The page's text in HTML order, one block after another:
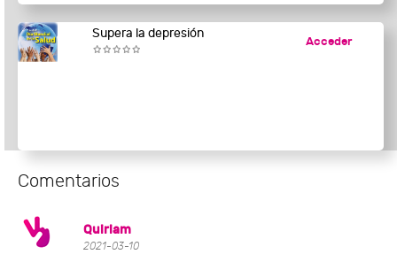
Supera la depresión
Acceder
Comentarios
Quiriam
2021-03-10